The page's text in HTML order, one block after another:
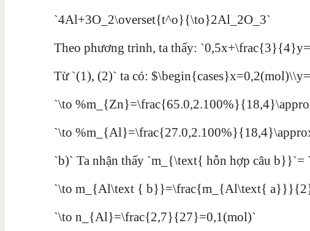
`4Al+3O_2\overset{t^o}{\to}2Al_2O_3`
Theo phương trình, ta thấy:
Từ `(1), (2)` ta có:
`\to
`\to
`b)` Ta nhận thấy `m_{\text{ hỗn hợp câu
`\to m_{Al\text { b}}=\frac{m_{Al\text{
`\to n_{Al}=\frac{2,7}{27}=0,1(mol)`